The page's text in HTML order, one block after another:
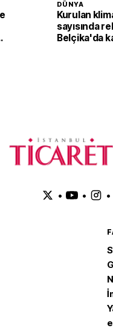
DÜNYA
Kurulan
sayısında
Belçika'da
• • •